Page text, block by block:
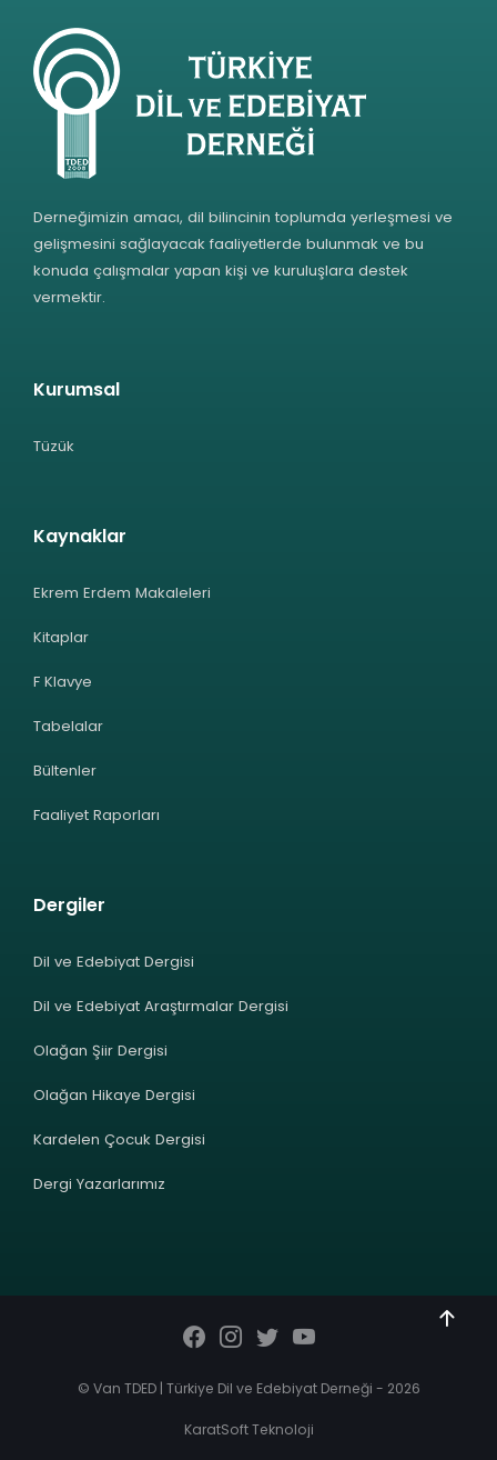
Derneğimizin amacı, dil bilincinin toplumda yerleşmesi ve
gelişmesini sağlayacak faaliyetlerde bulunmak ve bu
konuda çalışmalar yapan kişi ve kuruluşlara destek
vermektir.
Kurumsal
Tüzük
Kaynaklar
Ekrem Erdem Makaleleri
Kitaplar
F Klavye
Tabelalar
Bültenler
Faaliyet Raporları
Dergiler
Dil ve Edebiyat Dergisi
Dil ve Edebiyat Araştırmalar Dergisi
Olağan Şiir Dergisi
Olağan Hikaye Dergisi
Kardelen Çocuk Dergisi
Dergi Yazarlarımız
© Van TDED | Türkiye Dil ve Edebiyat Derneği - 2026
KaratSoft Teknoloji